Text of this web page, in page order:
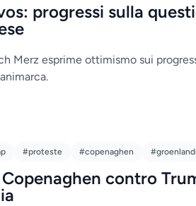
progressi sulla
Merz esprime ottimismo sui
#proteste #copenaghen
contro